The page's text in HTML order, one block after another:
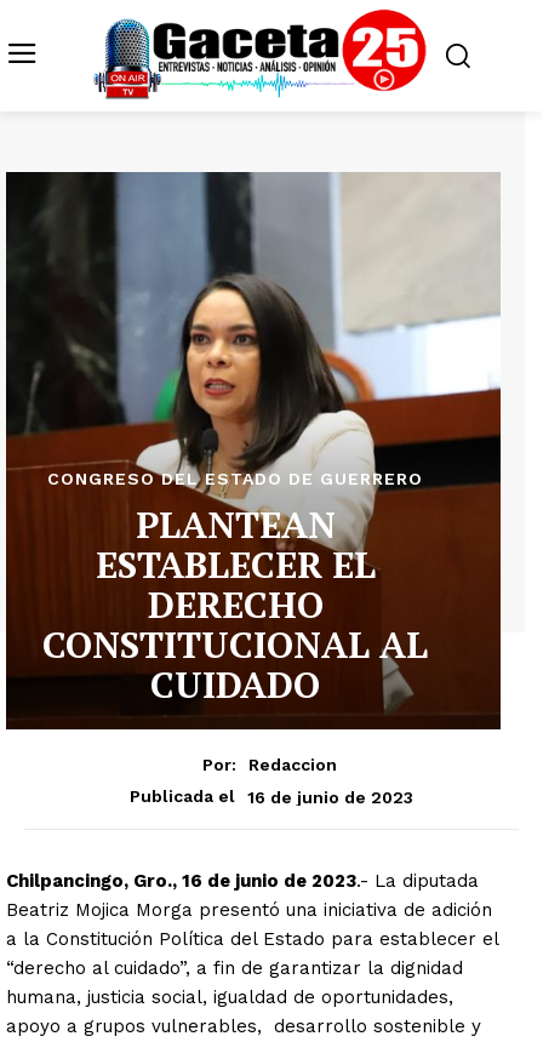
CONGRESO DEL ESTADO DE GUERRERO
PLANTEAN
ESTABLECER EL
DERECHO
CONSTITUCIONAL AL
CUIDADO
Por:
Redaccion
Publicada el
16 de junio de 2023
Chilpancingo, Gro., 16 de junio de 2023.- La diputada
Beatriz Mojica Morga presentó una iniciativa de adición
a la Constitución Política del Estado para establecer el
“derecho al cuidado”, a fin de garantizar la dignidad
humana, justicia social, igualdad de oportunidades,
apoyo a grupos vulnerables, desarrollo sostenible y